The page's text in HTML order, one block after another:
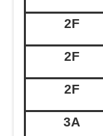
2F
2F
2F
3A